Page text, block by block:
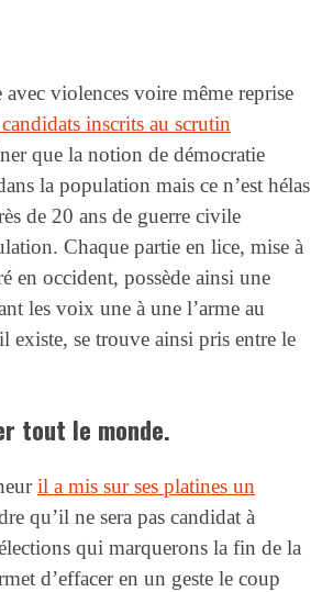
violences voire même reprise
inscrits au scrutin
que la notion de démocratie
la population mais ce n’est hélas
de 20 ans de guerre civile
Chaque partie en lice, mise à
en occident, possède ainsi une
les voix une à une l’arme au
existe, se trouve ainsi pris entre le
tout le monde.
il a mis sur ses platines un
qu’il ne sera pas candidat à
qui marquerons la fin de la
d’effacer en un geste le coup